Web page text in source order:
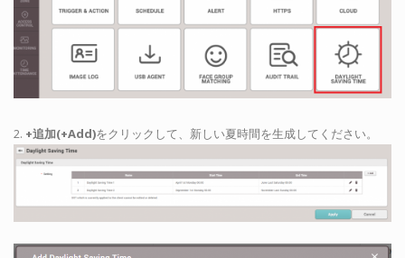
2. +追加(+Add)をクリックして、新しい夏時間を生成してください。